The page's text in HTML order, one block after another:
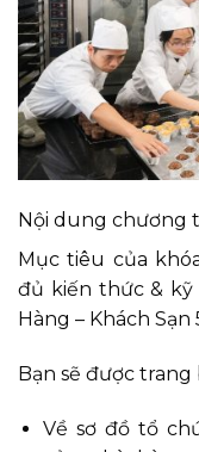
Nội dung chương
Mục tiêu của
đủ kiến thức & kỹ
Hàng – Khách
Bạn sẽ được trang
Về sơ đồ tổ